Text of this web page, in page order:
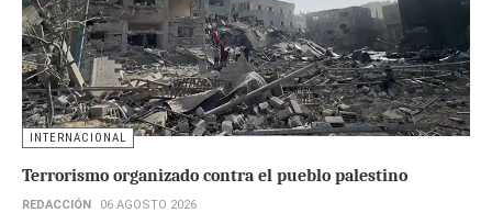
INTERNACIONAL
Terrorismo organizado contra el pueblo palestino
REDACCIÓN 06 AGOSTO 2026